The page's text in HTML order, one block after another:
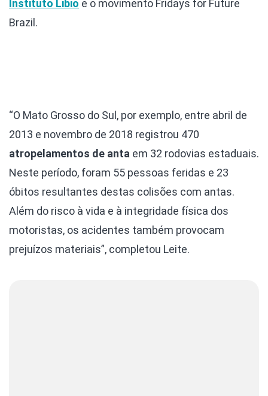
Instituto Libio e o movimento Fridays for Future
Brazil.
“O Mato Grosso do Sul, por exemplo, entre abril de
2013 e novembro de 2018 registrou 470
atropelamentos de anta em 32 rodovias estaduais.
Neste período, foram 55 pessoas feridas e 23
óbitos resultantes destas colisões com antas.
Além do risco à vida e à integridade física dos
motoristas, os acidentes também provocam
prejuízos materiais”, completou Leite.